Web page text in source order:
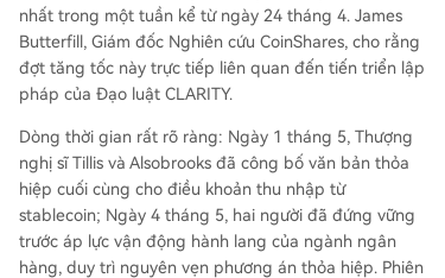
nhất trong một tuần kể từ ngày 24 tháng 4. James
Butterfill, Giám đốc Nghiên cứu CoinShares, cho rằng
đợt tăng tốc này trực tiếp liên quan đến tiến triển lập
pháp của Đạo luật CLARITY.
Dòng thời gian rất rõ ràng: Ngày 1 tháng 5, Thượng
nghị sĩ Tillis và Alsobrooks đã công bố văn bản thỏa
hiệp cuối cùng cho điều khoản thu nhập từ
stablecoin; Ngày 4 tháng 5, hai người đã đứng vững
trước áp lực vận động hành lang của ngành ngân
hàng, duy trì nguyên vẹn phương án thỏa hiệp. Phiên